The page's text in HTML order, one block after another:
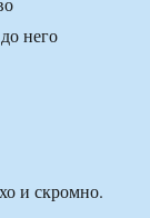
него
и скромно.